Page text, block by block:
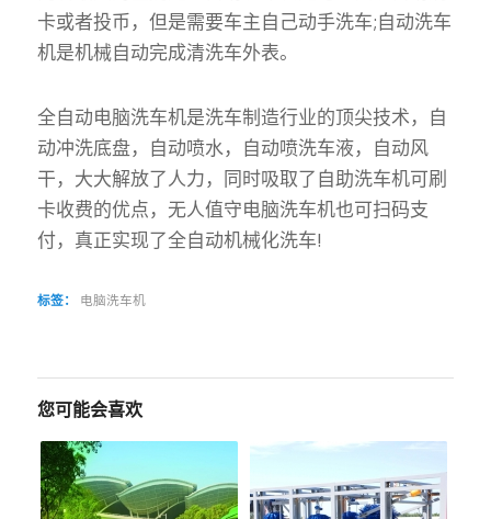
卡或者投币，但是需要车主自己动手洗车;自动洗车
机是机械自动完成清洗车外表。
全自动电脑洗车机是洗车制造行业的顶尖技术，自
动冲洗底盘，自动喷水，自动喷洗车液，自动风
干，大大解放了人力，同时吸取了自助洗车机可刷
卡收费的优点，无人值守电脑洗车机也可扫码支
付，真正实现了全自动机械化洗车!
标签： 电脑洗车机
您可能会喜欢